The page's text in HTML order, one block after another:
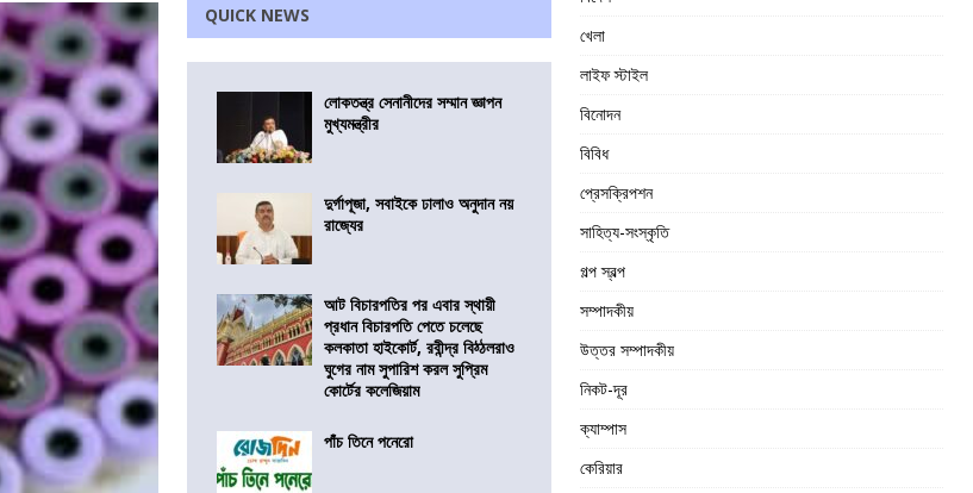
QUICK NEWS
লোকতন্ত্র সেনানীদের সম্মান জ্ঞাপন
মুখ্যমন্ত্রীর
দুর্গাপূজা, সবাইকে ঢালাও অনুদান নয়
রাজ্যের
আট বিচারপতির পর এবার স্থায়ী
প্রধান বিচারপতি পেতে চলেছে
কলকাতা হাইকোর্ট, রবীন্দ্র বিঠ্ঠলরাও
ঘুগের নাম সুপারিশ করল সুপ্রিম
কোর্টের কলেজিয়াম
পাঁচ তিনে পনেরো
খেলা
লাইফ স্টাইল
বিনোদন
বিবিধ
প্রেসক্রিপশন
সাহিত্য-সংস্কৃতি
গল্প স্বল্প
সম্পাদকীয়
উত্তর সম্পাদকীয়
নিকট-দূর
ক্যাম্পাস
কেরিয়ার